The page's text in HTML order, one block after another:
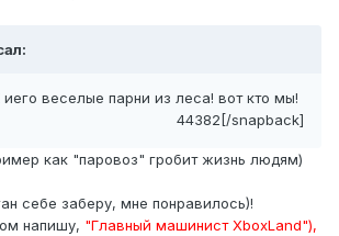
веселые парни из леса! вот кто мы!
44382[/snapback]
как "паровоз" гробит жизнь людям)
себе заберу, мне понравилось)!
напишу, "Главный машинист XboxLand"),